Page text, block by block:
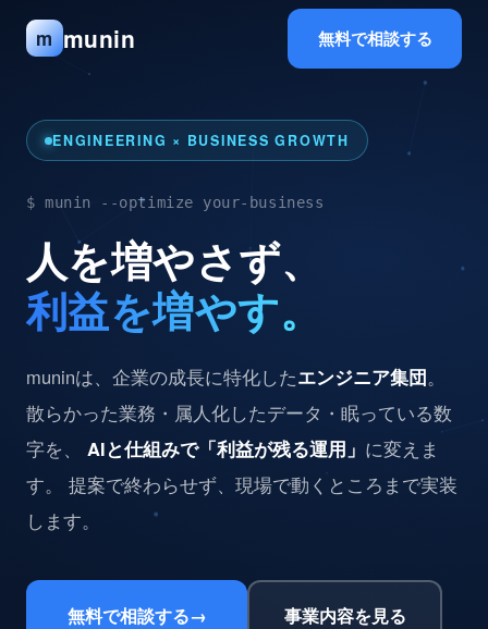
m munin 無料で相談する
ENGINEERING × BUSINESS GROWTH
$ munin --optimize your-business
人を増やさず、
利益を増やす。
muninは、企業の成長に特化したエンジニア集団。
散らかった業務・属人化したデータ・眠っている数
字を、 AIと仕組みで「利益が残る運用」 に変えま
す。 提案で終わらせず、現場で動くところまで実装
します。
無料で相談する→ 事業内容を見る